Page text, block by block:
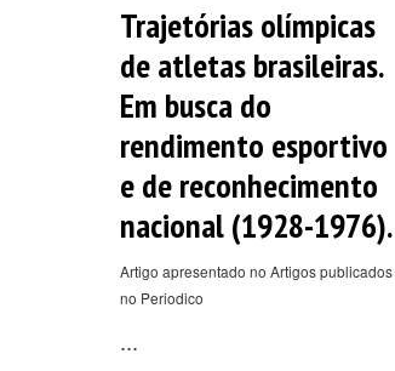
Trajetórias olímpicas
de atletas brasileiras.
Em busca do
rendimento esportivo
e de reconhecimento
nacional (1928-1976).
Artigo apresentado no Artigos publicados
no Periodico
...